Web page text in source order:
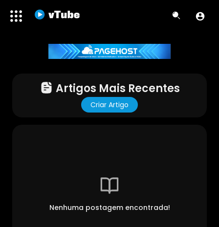
Artigos Mais Recentes
Criar Artigo
Nenhuma postagem encontrada!